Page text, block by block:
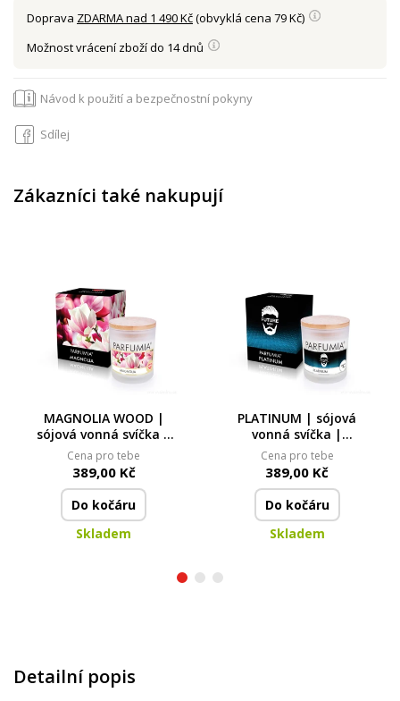
Doprava ZDARMA nad 1 490 Kč(obvyklá cena 79 Kč)
Možnost vrácení zboží do 14 dnů
Návod k použití a bezpečnostní pokyny
Sdílej
Zákazníci také nakupují
MAGNOLIA WOOD |
sójová vonná svíčka |
PARFUMIA® | 250 ml
Cena pro tebe
389,00 Kč
Do kočáru
Skladem
PLATINUM | sójová
vonná svíčka |
PARFUMIA® | 250 ml
Cena pro tebe
389,00 Kč
Do kočáru
Skladem
Detailní popis